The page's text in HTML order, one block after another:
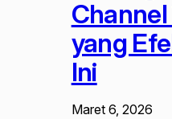
yang
Ini
Maret 6, 2026